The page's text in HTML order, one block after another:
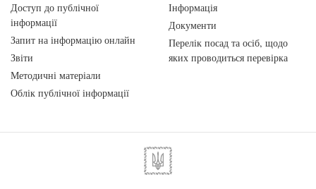
Доступ до публічної
інформації
Запит на інформацію онлайн
Звіти
Методичні матеріали
Облік публічної інформації
Інформація
Документи
Перелік посад та осіб, щодо
яких проводиться перевірка